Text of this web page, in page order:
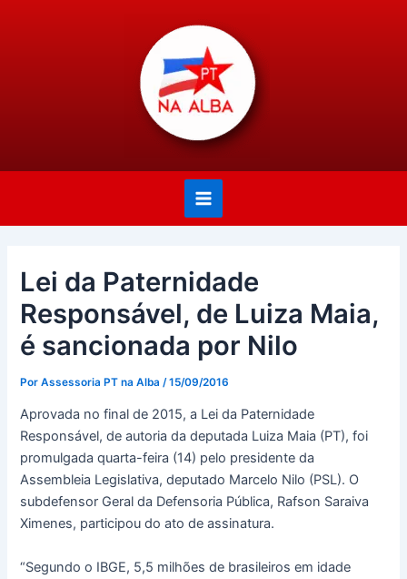
Menu
Lei da Paternidade
Responsável, de Luiza Maia,
é sancionada por Nilo
PorAssessoria PT na Alba/15/09/2016
Aprovada no final de 2015, a Lei da Paternidade
Responsável, de autoria da deputada Luiza Maia (PT), foi
promulgada quarta-feira (14) pelo presidente da
Assembleia Legislativa, deputado Marcelo Nilo (PSL). O
subdefensor Geral da Defensoria Pública, Rafson Saraiva
Ximenes, participou do ato de assinatura.
“Segundo o IBGE, 5,5 milhões de brasileiros em idade